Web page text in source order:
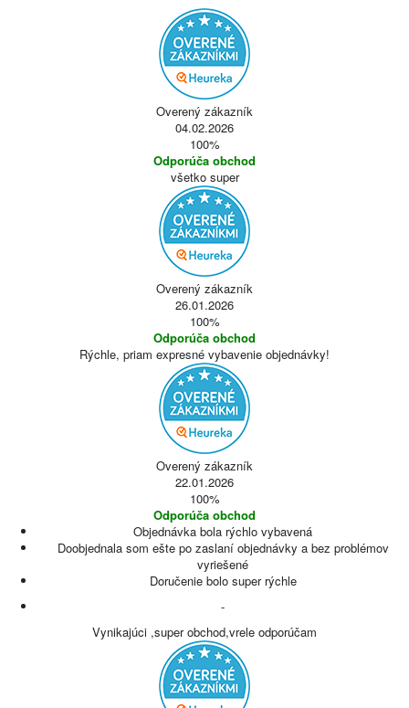
Overený zákazník
04.02.2026
100%
Odporúča obchod
všetko super
Overený zákazník
26.01.2026
100%
Odporúča obchod
Rýchle, priam expresné vybavenie objednávky!
Overený zákazník
22.01.2026
100%
Odporúča obchod
Objednávka bola rýchlo vybavená
Doobjednala som ešte po zaslaní objednávky a bez problémov
vyriešené
Doručenie bolo super rýchle
-
Vynikajúci ,super obchod,vrele odporúčam